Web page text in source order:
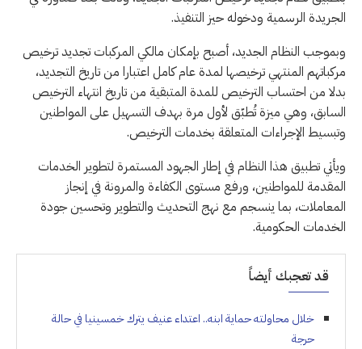
الجريدة الرسمية ودخوله حيز التنفيذ.
وبموجب النظام الجديد، أصبح بإمكان مالكي المركبات تجديد ترخيص
مركباتهم المنتهي ترخيصها لمدة عام كامل اعتبارا من تاريخ التجديد،
بدلا من احتساب الترخيص للمدة المتبقية من تاريخ انتهاء الترخيص
السابق، وهي ميزة تُطبّق لأول مرة بهدف التسهيل على المواطنين
وتبسيط الإجراءات المتعلقة بخدمات الترخيص.
ويأتي تطبيق هذا النظام في إطار الجهود المستمرة لتطوير الخدمات
المقدمة للمواطنين، ورفع مستوى الكفاءة والمرونة في إنجاز
المعاملات، بما ينسجم مع نهج التحديث والتطوير وتحسين جودة
الخدمات الحكومية.
قد تعجبك أيضاً
خلال محاولته حماية ابنه.. اعتداء عنيف يترك خمسينيا في حالة
حرجة